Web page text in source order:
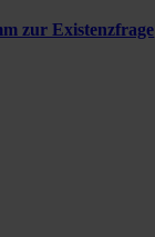
zur Existenzfrage